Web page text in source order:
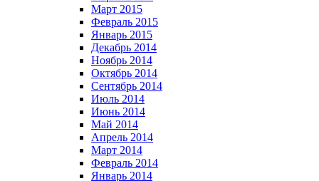
Март 2015
Февраль 2015
Январь 2015
Декабрь 2014
Ноябрь 2014
Октябрь 2014
Сентябрь 2014
Июль 2014
Июнь 2014
Май 2014
Апрель 2014
Март 2014
Февраль 2014
Январь 2014